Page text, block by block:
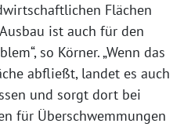
Flächen
ist auch für den
so Körner. „Wenn das
abfließt, landet es auch
und sorgt dort bei
für Überschwemmungen